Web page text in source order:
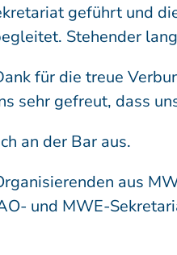
geführt und
Stehender
für die treue
sehr gefreut, dass
an der Bar aus.
aus
und MWE-